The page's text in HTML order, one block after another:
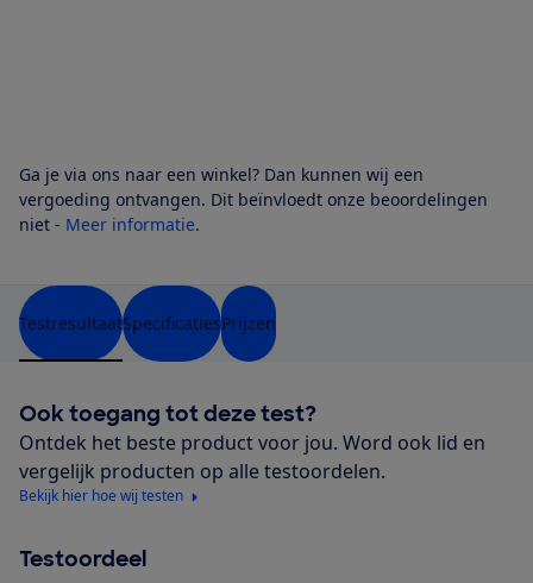
Ga je via ons naar een winkel? Dan kunnen wij een
vergoeding ontvangen. Dit beïnvloedt onze beoordelingen
niet - Meer informatie.
TestresultaatSpecificatiesPrijzen
Ook toegang tot deze test?
Ontdek het beste product voor jou. Word ook lid en
vergelijk producten op alle testoordelen.
Bekijk hier hoe wij testen
Testoordeel